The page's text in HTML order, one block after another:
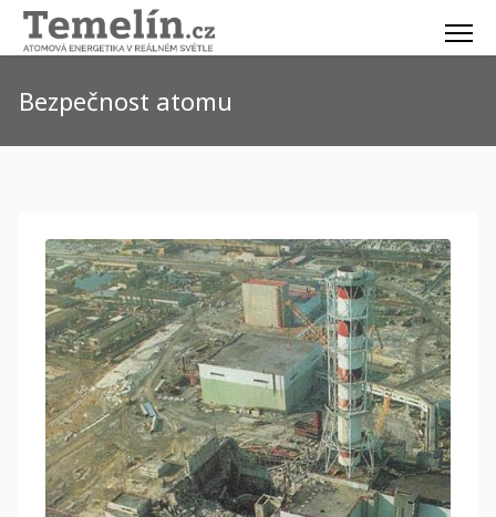
Bezpečnost atomu